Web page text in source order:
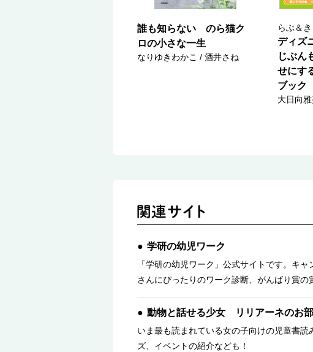
誰も知らない のら猫ク
ロの小さな一生
なりゆきわかこ / 酒井さね
らぶ＆
ディズ
じぶん
せにす
ブック
大日向雅
学研の幼児ワーク
「学研の幼児ワーク」公式サイトです。キ
さんにぴったりのワーク診断、がんばり賞
動物と話せる少女 リリアーネのお
いま最も読まれている女の子向けの児童書
ズ、イベントの紹介なども！